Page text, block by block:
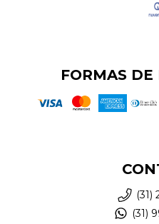
FORMAS
(31)
(31)